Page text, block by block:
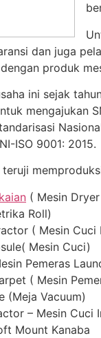
dan juga
produk
ini sejak
mengajukan
ISO 9001: 2015.
( Mesin
Roll)
( Mesin Cuci
Mesin Cuci)
Pemeras
( Mesin
(Meja Vacuum)
– Mesin Cuci
Mount Kanaba